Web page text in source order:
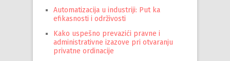
Automatizacija u industriji: Put ka
efikasnosti i održivosti
Kako uspešno prevazići pravne i
administrativne izazove pri otvaranju
privatne ordinacije